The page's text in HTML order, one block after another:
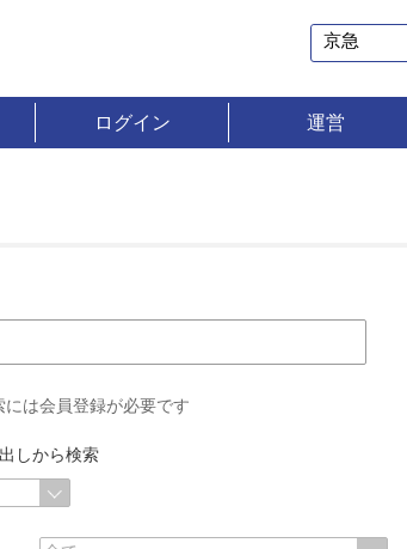
ログイン 運営
には会員登録が必要です
しから検索